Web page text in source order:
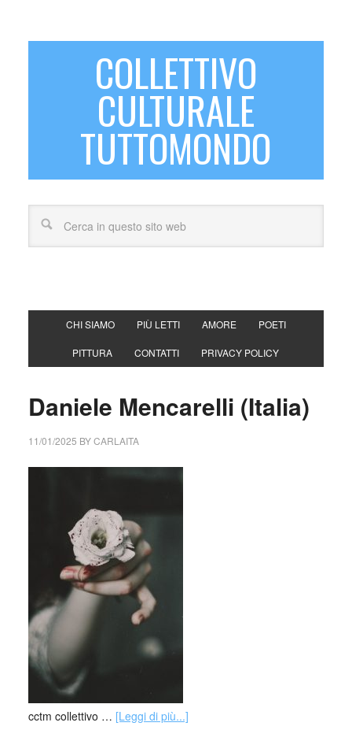
COLLETTIVO
CULTURALE
TUTTOMONDO
CHI SIAMO PIÙ LETTI AMORE POETI
PITTURA CONTATTI PRIVACY POLICY
Daniele Mencarelli (Italia)
11/01/2025 BYCARLAITA
cctm collettivo … [Leggi di più...]